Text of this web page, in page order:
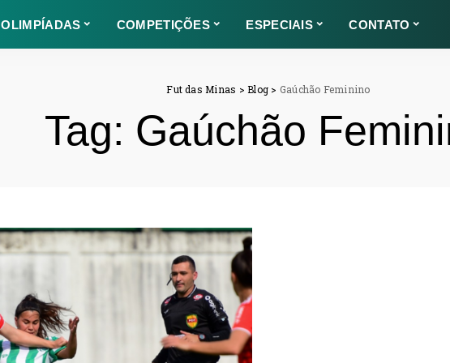
OLIMPÍADAS COMPETIÇÕES ESPECIAIS CONTATO
Fut das Minas >Blog > Gaúchão Feminino
Tag: Gaúchão